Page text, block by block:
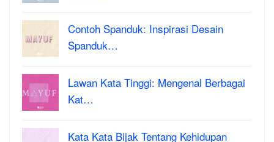
Contoh Spanduk: Inspirasi Desain
Spanduk…
Lawan Kata Tinggi: Mengenal Berbagai
Kat…
Kata Kata Bijak Tentang Kehidupan